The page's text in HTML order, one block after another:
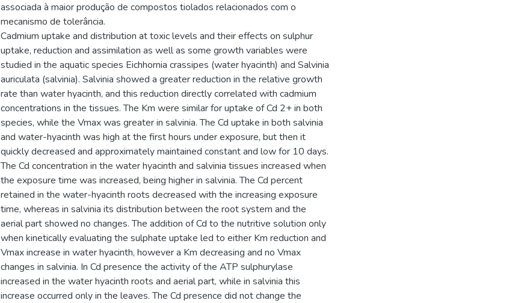
associada à maior produção de compostos tiolados relacionados com o
mecanismo de tolerância.
Cadmium uptake and distribution at toxic levels and their effects on sulphur
uptake, reduction and assimilation as well as some growth variables were
studied in the aquatic species Eichhornia crassipes (water hyacinth) and Salvinia
auriculata (salvinia). Salvinia showed a greater reduction in the relative growth
rate than water hyacinth, and this reduction directly correlated with cadmium
concentrations in the tissues. The Km were similar for uptake of Cd 2+ in both
species, while the Vmax was greater in salvinia. The Cd uptake in both salvinia
and water-hyacinth was high at the first hours under exposure, but then it
quickly decreased and approximately maintained constant and low for 10 days.
The Cd concentration in the water hyacinth and salvinia tissues increased when
the exposure time was increased, being higher in salvinia. The Cd percent
retained in the water-hyacinth roots decreased with the increasing exposure
time, whereas in salvinia its distribution between the root system and the
aerial part showed no changes. The addition of Cd to the nutritive solution only
when kinetically evaluating the sulphate uptake led to either Km reduction and
Vmax increase in water hyacinth, however a Km decreasing and no Vmax
changes in salvinia. In Cd presence the activity of the ATP sulphurylase
increased in the water hyacinth roots and aerial part, while in salvinia this
increase occurred only in the leaves. The Cd presence did not change the